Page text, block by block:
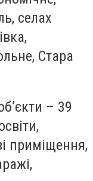
селах
Стара
– 39
приміщення,